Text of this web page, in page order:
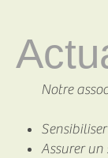
Notre
Assurer un